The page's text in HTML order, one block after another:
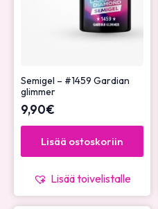
Semigel – #1459 Gardian
glimmer
9,90€
Lisää ostoskoriin
Lisää toivelistalle